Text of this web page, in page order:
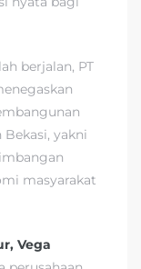
berjalan, PT
yakni
masyarakat
Vega